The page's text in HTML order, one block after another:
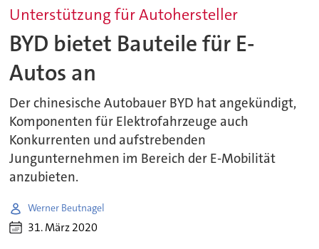
Unterstützung für Autohersteller
BYD bietet Bauteile für E-
Autos an
Der chinesische Autobauer BYD hat angekündigt,
Komponenten für Elektrofahrzeuge auch
Konkurrenten und aufstrebenden
Jungunternehmen im Bereich der E-Mobilität
anzubieten.
Werner Beutnagel
31. März 2020